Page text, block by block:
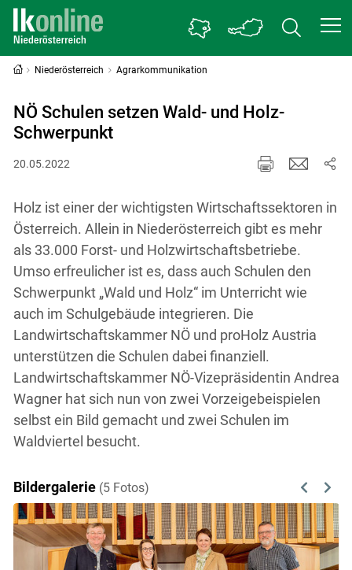
Niederösterreich Agrarkommunikation
NÖ Schulen setzen Wald- und Holz-
Schwerpunkt
20.05.2022
Holz ist einer der wichtigsten Wirtschaftssektoren in
Österreich. Allein in Niederösterreich gibt es mehr
als 33.000 Forst- und Holzwirtschaftsbetriebe.
Umso erfreulicher ist es, dass auch Schulen den
Schwerpunkt „Wald und Holz“ im Unterricht wie
auch im Schulgebäude integrieren. Die
Landwirtschaftskammer NÖ und proHolz Austria
unterstützen die Schulen dabei finanziell.
Landwirtschaftskammer NÖ-Vizepräsidentin Andrea
Wagner hat sich nun von zwei Vorzeigebeispielen
selbst ein Bild gemacht und zwei Schulen im
Waldviertel besucht.
Bildergalerie (5 Fotos) Previous
Next